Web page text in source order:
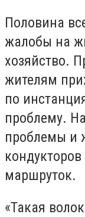
Половина
жалобы на
хозяйство.
жителям
по
проблему.
проблемы и
маршруток.
«Такая